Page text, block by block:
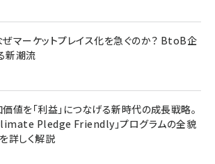
マーケットプレイス化を急ぐのか？ BtoB企
新潮流
値を「利益」につなげる新時代の成長戦略。
Pledge Friendly」プログラムの全貌
詳しく解説